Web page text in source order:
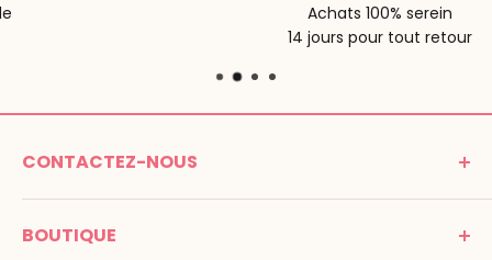
Achats 100% serein
14 jours pour tout retour
CONTACTEZ-NOUS
MONTESSORI SPIRIT
Promenade Jean Dalba
BOUTIQUE